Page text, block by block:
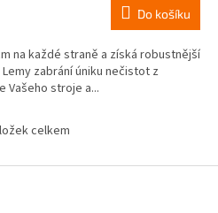
Do košíku
na každé straně a získá robustnější
zabrání úniku nečistot z
Vašeho stroje a...
O
l
celkem